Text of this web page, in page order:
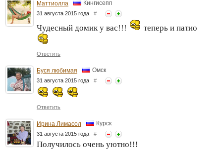
Маттиолла Кингисепп
31 августа 2015 года #
Чудесный домик у вас!!! теперь и патио
Ответить
Буся любимая Омск
31 августа 2015 года #
Ответить
Ирина Лимасол Курск
31 августа 2015 года #
Получилось очень уютно!!!